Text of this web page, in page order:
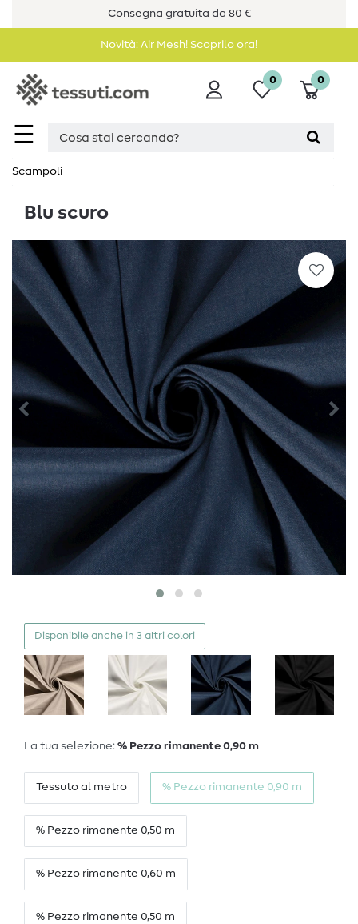
Consegna gratuita da 80 €
Novità: Air Mesh! Scoprilo ora!
☰
0 0
Scampoli
Blu scuro
Disponibile anche in 3 altri colori
La tua selezione: % Pezzo rimanente 0,90 m
Tessuto al metro % Pezzo rimanente 0,90 m
% Pezzo rimanente 0,50 m
% Pezzo rimanente 0,60 m
% Pezzo rimanente 0,50 m